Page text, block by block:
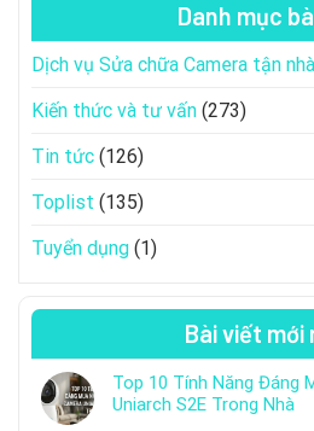
Danh mục
Dịch vụ Sửa chữa Camera tận
Kiến thức và tư vấn (273)
Tin tức (126)
Toplist (135)
Tuyển dụng (1)
Bài viết mới
Top 10 Tính Năng Đáng
Uniarch S2E Trong Nhà